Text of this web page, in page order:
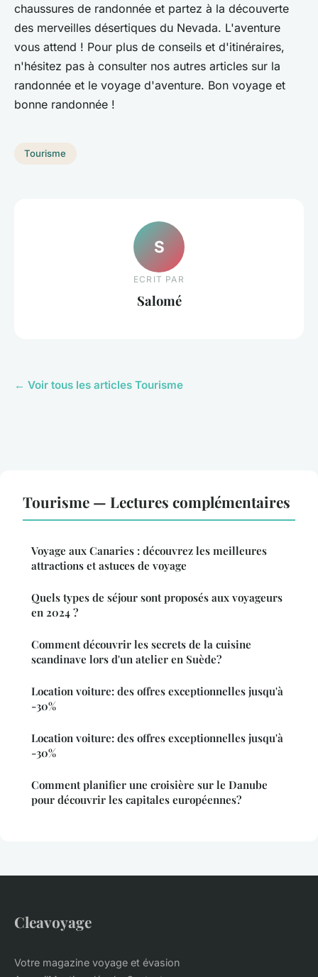
chaussures de randonnée et partez à la découverte
des merveilles désertiques du Nevada. L'aventure
vous attend ! Pour plus de conseils et d'itinéraires,
n'hésitez pas à consulter nos autres articles sur la
randonnée et le voyage d'aventure. Bon voyage et
bonne randonnée !
Tourisme
S
ECRIT PAR
Salomé
← Voir tous les articles Tourisme
Tourisme — Lectures complémentaires
Voyage aux Canaries : découvrez les meilleures
attractions et astuces de voyage
Quels types de séjour sont proposés aux voyageurs
en 2024 ?
Comment découvrir les secrets de la cuisine
scandinave lors d'un atelier en Suède?
Location voiture: des offres exceptionnelles jusqu'à
-30%
Location voiture: des offres exceptionnelles jusqu'à
-30%
Comment planifier une croisière sur le Danube
pour découvrir les capitales européennes?
Cleavoyage
Votre magazine voyage et évasion